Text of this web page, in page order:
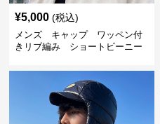
¥5,000 (税込)
メンズ キャップ ワッペン付
きリブ編み ショートビーニー